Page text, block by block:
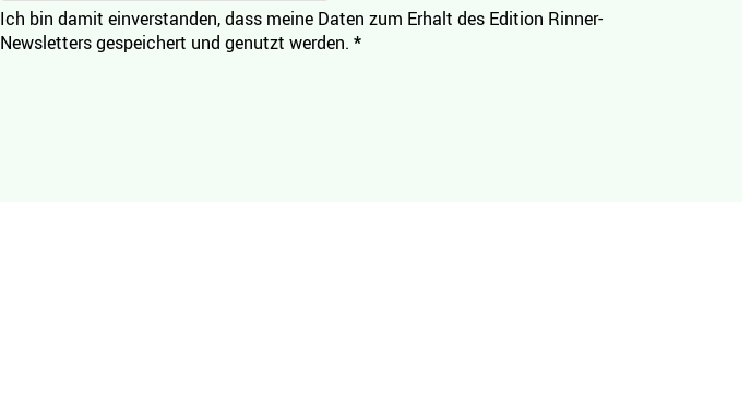
Ich bin damit einverstanden, dass meine Daten zum Erhalt des Edition Rinner-
Newsletters gespeichert und genutzt werden. *